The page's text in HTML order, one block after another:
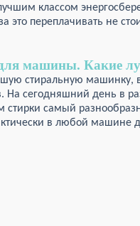
классом
это переплачивать не
машины. Какие
стиральную машинку,
На сегодняшний день в
стирки самый
в любой машине